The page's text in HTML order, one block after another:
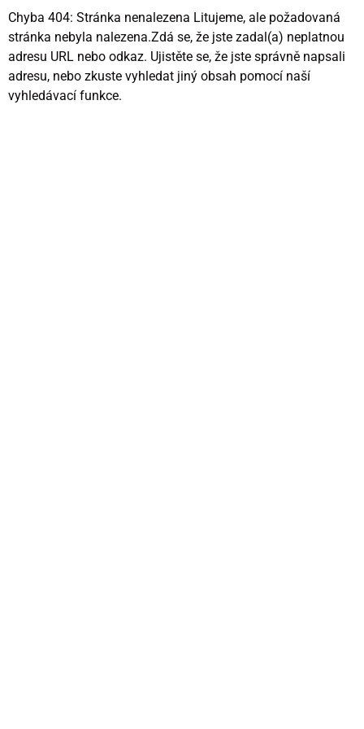
Chyba 404: Stránka nenalezena Litujeme, ale požadovaná
stránka nebyla nalezena.Zdá se, že jste zadal(a) neplatnou
adresu URL nebo odkaz. Ujistěte se, že jste správně napsali
adresu, nebo zkuste vyhledat jiný obsah pomocí naší
vyhledávací funkce.